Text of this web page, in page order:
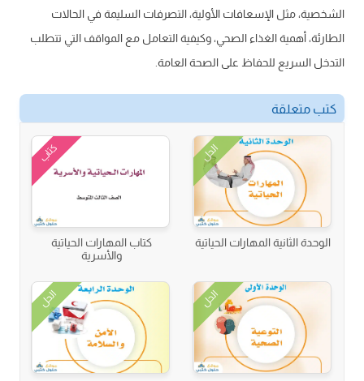
الشخصية، مثل الإسعافات الأولية، التصرفات السليمة في الحالات
الطارئة، أهمية الغذاء الصحي، وكيفية التعامل مع المواقف التي تتطلب
التدخل السريع للحفاظ على الصحة العامة.
كتب متعلقة
الحل
الوحدة الثانية المهارات الحياتية
كتاب
كتاب المهارات الحياتية
والأسرية
الحل الحل